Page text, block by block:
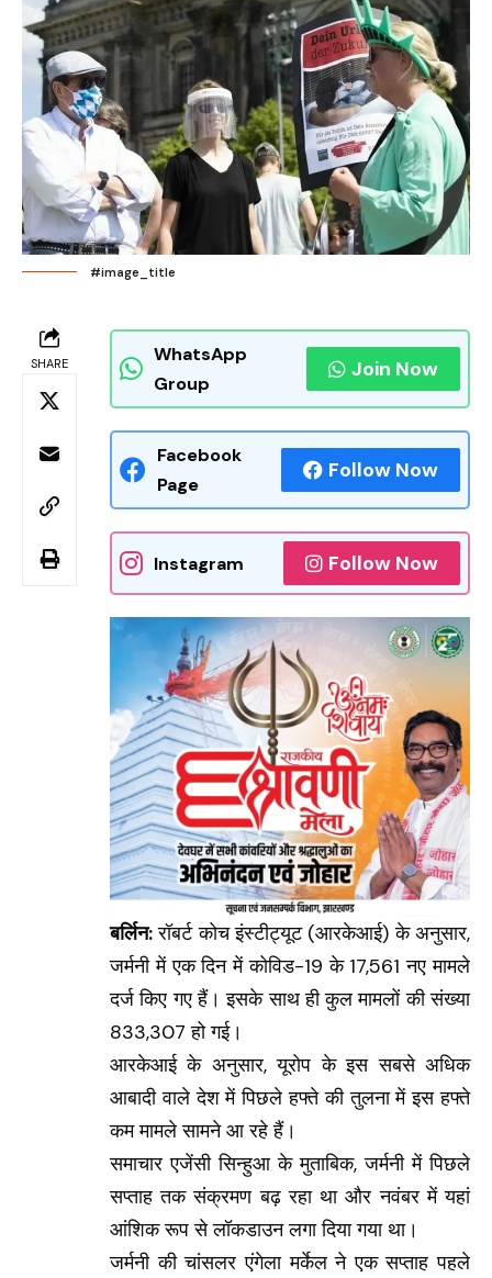
#image_title
SHARE
WhatsApp
Group
Join Now
Facebook
Page
Follow Now
Instagram Follow Now
बर्लिन:रॉबर्ट कोच इंस्टीट्यूट (आरकेआई) के अनुसार,
जर्मनी में एक दिन में कोविड-19 के 17,561 नए मामले
दर्ज किए गए हैं। इसके साथ ही कुल मामलों की संख्या
833,307 हो गई।
आरकेआई के अनुसार, यूरोप के इस सबसे अधिक
आबादी वाले देश में पिछले हफ्ते की तुलना में इस हफ्ते
कम मामले सामने आ रहे हैं।
समाचार एजेंसी सिन्हुआ के मुताबिक, जर्मनी में पिछले
सप्ताह तक संक्रमण बढ़ रहा था और नवंबर में यहां
आंशिक रूप से लॉकडाउन लगा दिया गया था।
जर्मनी की चांसलर एंगेला मर्केल ने एक सप्ताह पहले